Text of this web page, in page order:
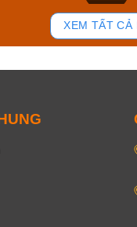
XEM TẤT CẢ